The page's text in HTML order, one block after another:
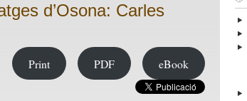
d’Osona: Carles
Print PDF eBook